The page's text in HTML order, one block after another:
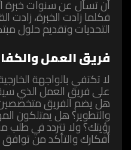
أن تسأل عن سنوات خبرة
فكلما زادت الخبرة، زادت
التحديات وتقديم حلول
فريق العمل
لا تكتفي بالواجهة
على فريق العمل الذي
هل يضم الفريق
والتطوير؟ هل يمتلكون
رؤيتك؟ ولا تتردد في طلب
أفكارك والتأكد من توافق